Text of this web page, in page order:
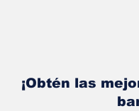
¡Obtén las